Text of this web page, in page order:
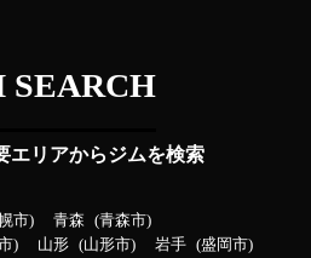
SEARCH
エリアからジムを検索
市 青森
青森市
山形 山形市 岩手
盛岡市